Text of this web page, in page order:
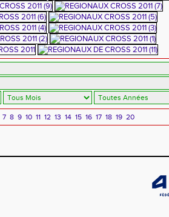
7 8 9 10 11 12 13 14 15 16 17 18 19 20